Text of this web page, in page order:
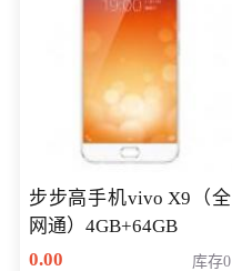
步步高手机vivo X9（全
网通）4GB+64GB
0.00
库存0